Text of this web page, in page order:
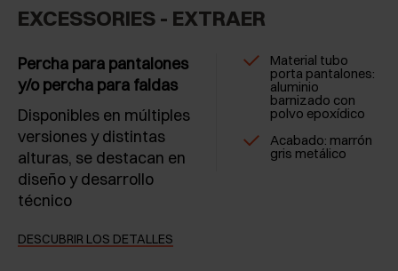
EXCESSORIES - EXTRAER
Percha para pantalones
y/o percha para faldas
Disponibles en múltiples
versiones y distintas
alturas, se destacan en
diseño y desarrollo
técnico
DESCUBRIR LOS DETALLES
Material tubo
porta pantalones:
aluminio
barnizado con
polvo epoxídico
Acabado: marrón
gris metálico